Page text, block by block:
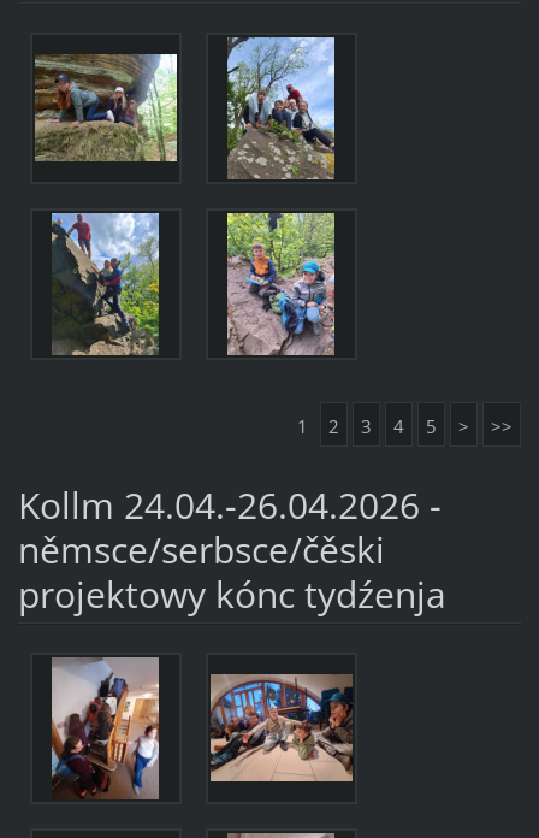
1 2 3 4 5 > >>
Kollm 24.04.-26.04.2026 -
němsce/serbsce/čěski
projektowy kónc tydźenja